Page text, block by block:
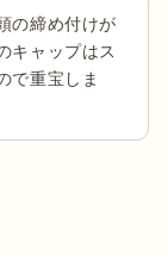
の締め付けが
キャップはス
で重宝しま